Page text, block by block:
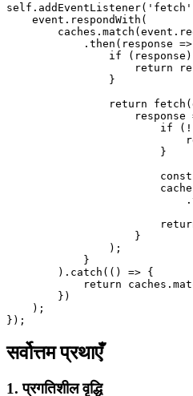
self. addEventListener( 'fetch'
    event.
respondWith (
        caches.
match
            .
then ( response =>
                if
                    return
                }
                return
fetch
                    response
                        if
( !
                        }
                        const
                            .
                    }
                );
            }
        ).
catch (() => {
            return
caches.
        })
    );
});
सर्वोत्तम प्रथाएँ
1. प्रगतिशील वृद्धि